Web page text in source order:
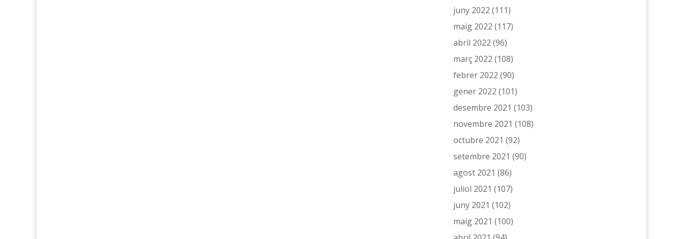
juny 2022 (111)
maig 2022 (117)
abril 2022 (96)
març 2022 (108)
febrer 2022 (90)
gener 2022 (101)
desembre 2021 (103)
novembre 2021 (108)
octubre 2021 (92)
setembre 2021 (90)
agost 2021 (86)
juliol 2021 (107)
juny 2021 (102)
maig 2021 (100)